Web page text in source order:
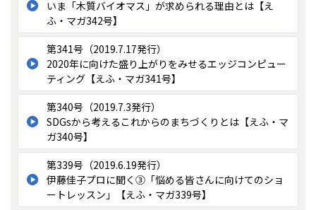
いま「木質バイオマス」が求められる理由とは【え
ふ・マガ342号】
第341号（2019.7.17発行）
2020年に向けた盛り上がりをみせるエッジコンピュー
ティング【えふ・マガ341号】
第340号（2019.7.3発行）
SDGsから考えるこれからのまちづくりとは【えふ・マ
ガ340号】
第339号（2019.6.19発行）
伊藤佳子プロに聞く③「悩める皆さんに向けてのショ
ートレッスン」【えふ・マガ339号】